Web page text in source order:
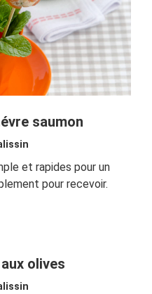
saumon
et rapides pour un
pour recevoir.
olives